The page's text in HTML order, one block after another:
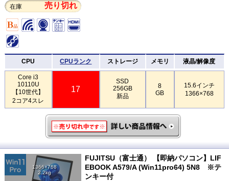
在庫 売り切れ
CPU CPUランク ストレージ メモリ 液晶/解像度
Core i3
10110U
【10世代】
2コア4スレ
17
SSD
256GB
新品
8
GB
15.6インチ
1366×768
1366×768
2.2kg
FUJITSU（富士通） 【即納パソコン】LIF
EBOOK A579/A (Win11pro64) 5N8 ※テ
ンキー付